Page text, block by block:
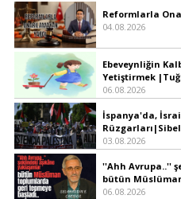
Reformlarla
04.08.2026
Ebeveynliğin
Yetiştirmek
06.08.2026
İspanya'da,
03.08.2026
''Ahh Avrupa..''
bütün
06.08.2026